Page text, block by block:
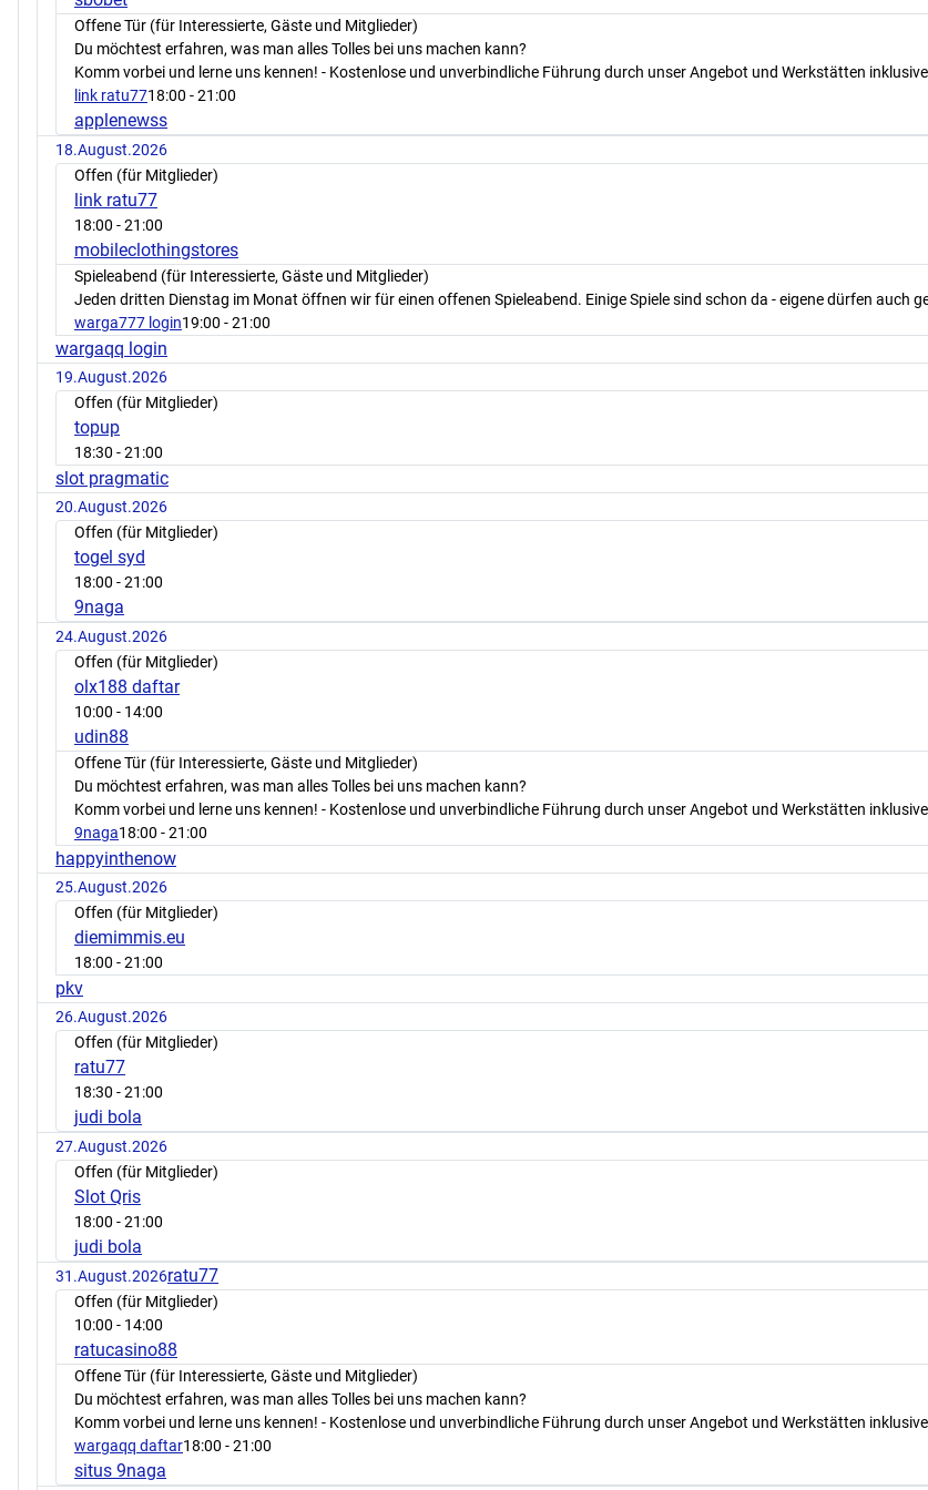
Offene Tür (für Interessierte, Gäste und Mitglieder)
Du möchtest erfahren, was man alles Tolles bei uns machen kann?
Komm vorbei und lerne uns kennen! - Kostenlose und unverbindliche Führung durch unser Angebot und Werkstätten
link ratu7718:00 - 21:00
applenewss
18.August.2026
Offen (für Mitglieder)
link ratu77
18:00 - 21:00
mobileclothingstores
Spieleabend (für Interessierte, Gäste und Mitglieder)
Jeden dritten Dienstag im Monat öffnen wir für einen offenen Spieleabend. Einige Spiele sind schon da - eigene dürfen auch
warga777 login19:00 - 21:00
wargaqq login
19.August.2026
Offen (für Mitglieder)
topup
18:30 - 21:00
slot pragmatic
20.August.2026
Offen (für Mitglieder)
togel syd
18:00 - 21:00
9naga
24.August.2026
Offen (für Mitglieder)
olx188 daftar
10:00 - 14:00
udin88
Offene Tür (für Interessierte, Gäste und Mitglieder)
Du möchtest erfahren, was man alles Tolles bei uns machen kann?
Komm vorbei und lerne uns kennen! - Kostenlose und unverbindliche Führung durch unser Angebot und Werkstätten
9naga18:00 - 21:00
happyinthenow
25.August.2026
Offen (für Mitglieder)
diemimmis.eu
18:00 - 21:00
pkv
26.August.2026
Offen (für Mitglieder)
ratu77
18:30 - 21:00
judi bola
27.August.2026
Offen (für Mitglieder)
Slot Qris
18:00 - 21:00
judi bola
31.August.2026ratu77
Offen (für Mitglieder)
10:00 - 14:00
ratucasino88
Offene Tür (für Interessierte, Gäste und Mitglieder)
Du möchtest erfahren, was man alles Tolles bei uns machen kann?
Komm vorbei und lerne uns kennen! - Kostenlose und unverbindliche Führung durch unser Angebot und Werkstätten
wargaqq daftar18:00 - 21:00
situs 9naga